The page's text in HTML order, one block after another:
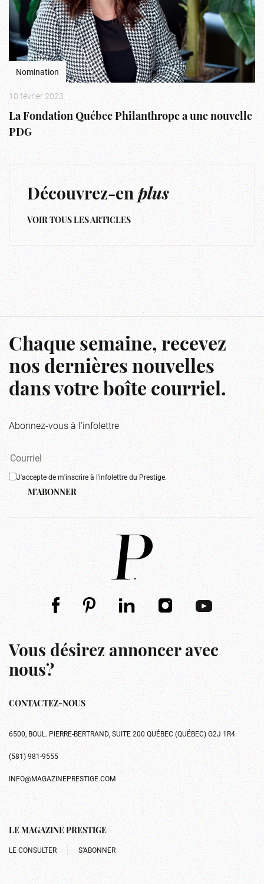
Nomination
10 février 2023
La Fondation Québec Philanthrope a une nouvelle
PDG
Découvrez-enplus
VOIR TOUS LES ARTICLES
Chaque semaine, recevez
nos dernières nouvelles
dans votre boîte courriel.
Abonnez-vous à l'infolettre
J'accepte de m'inscrire à l'infolettre du Prestige.
M'ABONNER
Vous désirez annoncer avec
nous?
CONTACTEZ-NOUS
6500, BOUL. PIERRE-BERTRAND, SUITE 200 QUÉBEC (QUÉBEC) G2J 1R4
(581) 981-9555
INFO@MAGAZINEPRESTIGE.COM
LE MAGAZINE PRESTIGE
LE CONSULTER S’ABONNER